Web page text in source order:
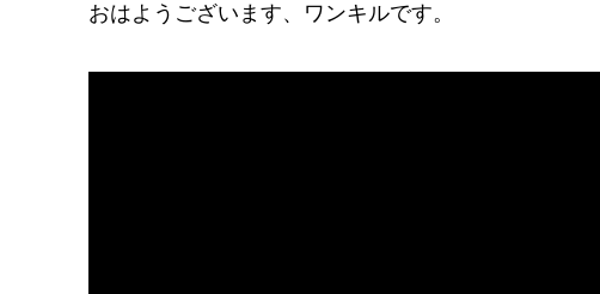
e
a
e
c
e
ail
おはようございます、ワンキルです。